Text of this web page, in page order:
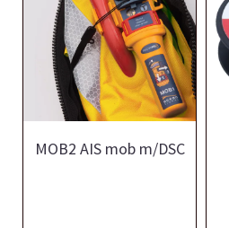
MOB2 AIS mob m/DSC